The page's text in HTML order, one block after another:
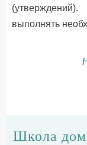
выполнять
Школа